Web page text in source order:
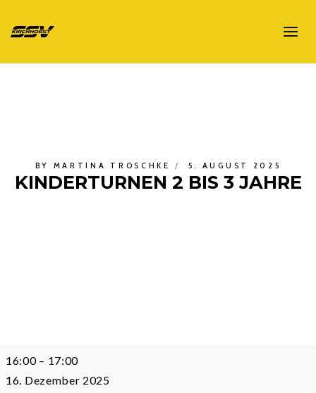
BY MARTINA TROSCHKE 5. AUGUST 2025
KINDERTURNEN 2 BIS 3 JAHRE
Kinderturnen
16:00 – 17:00
16. Dezember 2025